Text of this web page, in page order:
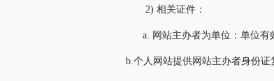
2) 相关证件：
a. 网站主办者为单位：单位有
b.个人网站提供网站主办者身份证